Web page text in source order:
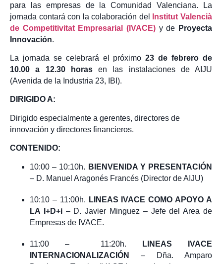
para las empresas de la Comunidad Valenciana. La
jornada contará con la colaboración del
Institut Valencià
de Competitivitat Empresarial (IVACE) y de Proyecta
Innovación.
La jornada se celebrará el próximo23 de febrero de
10.00 a 12.30 horasen las instalaciones de AIJU
(Avenida de la Industria 23, IBI).
DIRIGIDO A:
Dirigido especialmente a gerentes, directores de
innovación y directores financieros.
CONTENIDO:
10:00 – 10:10h. BIENVENIDA Y PRESENTACIÓN
– D. Manuel Aragonés Francés (Director de AIJU)
10:10 – 11:00h. LINEAS IVACE COMO APOYO A
LA I+D+i– D. Javier Minguez – Jefe del Area de
Empresas de IVACE.
11:00 – 11:20h.
LINEAS IVACE
INTERNACIONALIZACIÓN
– Dña. Amparo